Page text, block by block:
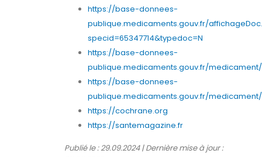
https://base-donnees-
publique.medicaments.gouv.fr/
specid=65347714&typedoc=N
https://base-donnees-
publique.medicaments.gouv.fr/medicament/
https://base-donnees-
publique.medicaments.gouv.fr/medicament/
https://cochrane.org
https://santemagazine.fr
Publié le : 29.09.2024 | Dernière mise à jour :